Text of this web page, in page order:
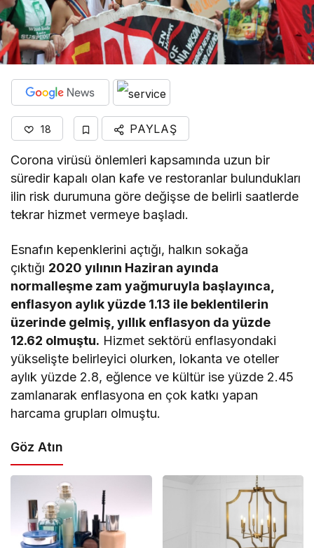
18 PAYLAŞ
Corona virüsü önlemleri kapsamında uzun bir
süredir kapalı olan kafe ve restoranlar bulundukları
ilin risk durumuna göre değişse de belirli saatlerde
tekrar hizmet vermeye başladı.
Esnafın kepenklerini açtığı, halkın sokağa
çıktığı 2020 yılının Haziran ayında
normalleşme zam yağmuruyla başlayınca,
enflasyon aylık yüzde 1.13 ile beklentilerin
üzerinde gelmiş, yıllık enflasyon da yüzde
12.62 olmuştu. Hizmet sektörü enflasyondaki
yükselişte belirleyici olurken, lokanta ve oteller
aylık yüzde 2.8, eğlence ve kültür ise yüzde 2.45
zamlanarak enflasyona en çok katkı yapan
harcama grupları olmuştu.
Göz Atın